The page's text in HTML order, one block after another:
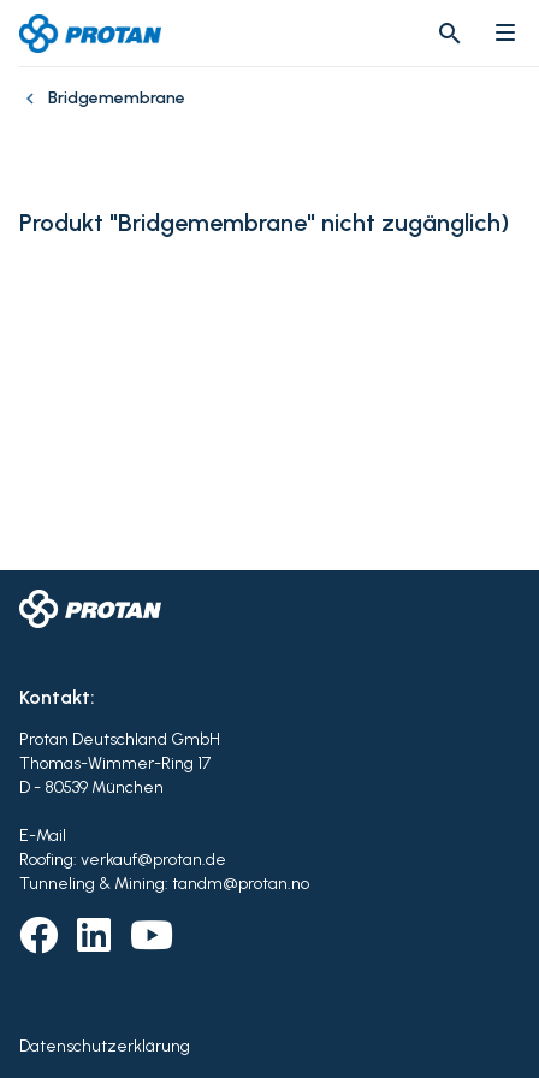
search
search
Bridgemembrane
Produkt "Bridgemembrane" nicht zugänglich)
Kontakt:
Protan Deutschland GmbH
Thomas-Wimmer-Ring 17
D - 80539 München
E-Mail
Roofing: verkauf@protan.de
Tunneling & Mining: tandm@protan.no
Datenschutzerklärung